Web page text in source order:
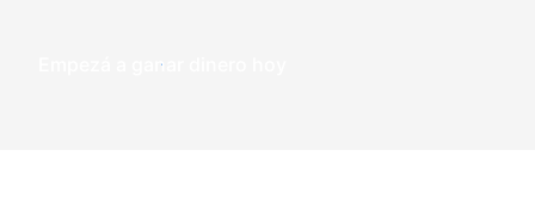
Empezá a ganar dinero hoy